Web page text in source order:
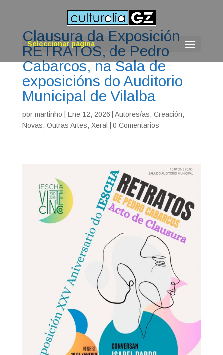
Seleccionar página
Clausura da Exposición
RETRATOS, de Pedro
Cabarcos, na Sala de
exposicións do Auditorio
Municipal de Vilalba
por martinho Ene 12, 2026 Autores/as, Creación,
Novas, Outras Artes, Xeral 0 Comentarios